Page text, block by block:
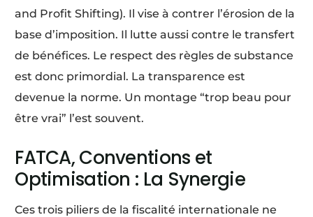
and Profit Shifting). Il vise à contrer l’érosion de la
base d’imposition. Il lutte aussi contre le transfert
de bénéfices. Le respect des règles de substance
est donc primordial. La transparence est
devenue la norme. Un montage “trop beau pour
être vrai” l’est souvent.
FATCA, Conventions et
Optimisation : La Synergie
Ces trois piliers de la fiscalité internationale ne